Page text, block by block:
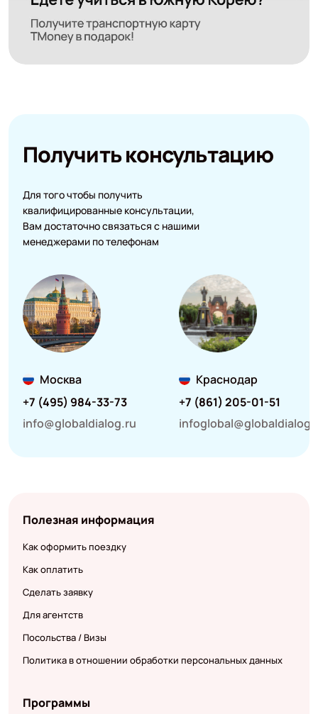
Получить консультацию
Для того чтобы получить
квалифицированные консультации,
Вам достаточно связаться с нашими
менеджерами по телефонам
Москва
+7 (495) 984-33-73
info@globaldialog.ru
Краснодар
+7 (861) 205-01-51
Полезная информация
Как оформить поездку
Как оплатить
Сделать заявку
Для агентств
Посольства / Визы
Политика в отношении обработки персональных данных
Программы